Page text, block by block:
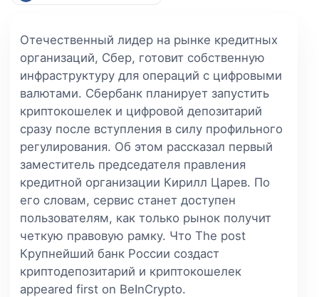
Отечественный лидер на рынке кредитных
организаций, Сбер, готовит собственную
инфраструктуру для операций с цифровыми
валютами. Сбербанк планирует запустить
криптокошелек и цифровой депозитарий
сразу после вступления в силу профильного
регулирования. Об этом рассказал первый
заместитель председателя правления
кредитной организации Кирилл Царев. По
его словам, сервис станет доступен
пользователям, как только рынок получит
четкую правовую рамку. Что The post
Крупнейший банк России создаст
криптодепозитарий и криптокошелек
appeared first on BeInCrypto.